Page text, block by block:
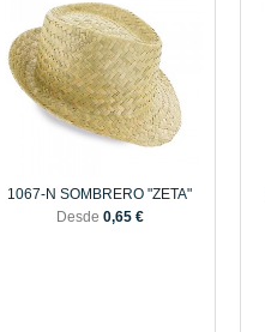
1067-N SOMBRERO "ZETA"
Desde 0,65 €